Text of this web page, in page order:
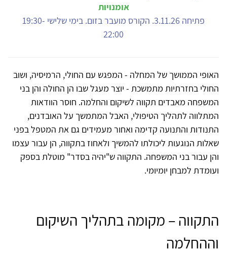
אומנויות
פתיחה 3.11.26. הקורס מועבר בזום. בימי שלישי 19:30-
22:00
האופי הממושך של המחלה - המפגש עם החולי, הרמיסיה, ושוב
החולי בחזרתיות מתמשכת - יוצר מעגל שבו הן החולה והן בני
המשפחה מאבדים תקווה לשיקום והחלמה. חוסר הוודאות
המתלווה לתהליך הטיפולי, האבל המתמשך על האובדנים,
התנודות והתנועה קדימה ואחור מעמידים גם את המטפל בפני
שאלות הנוגעות ליכולתו להמשיך ולאחוז בתקווה, הן עבור עצמו
והן עבור בני המשפחה. התקווה ש"יהיה בסדר" מוטלת בספק
ועומדת למבחן יומיומי.
התקווה – מקומה בתהליך השיקום
וההחלמה